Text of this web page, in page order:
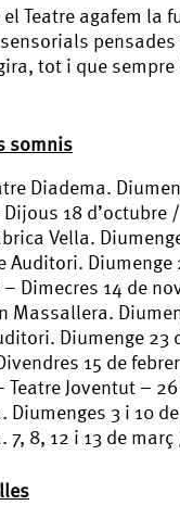
Teatre agafem
tot i que
somnis
Diadema.
Dijous 18
Vella.
Auditori.
– Dimecres 14 de
Massallera.
Diumenge
Divendres 15 de
– Teatre Joventut –
Diumenges 3 i 10
7, 8, 12 i 13 de